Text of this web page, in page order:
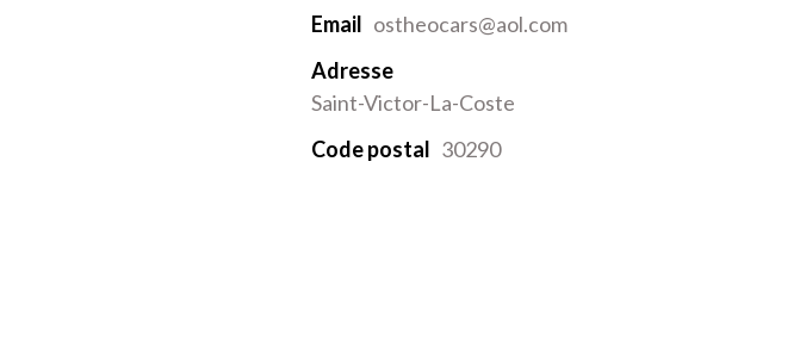
Email ostheocars@aol.com
Adresse
Saint-Victor-La-Coste
Code postal 30290